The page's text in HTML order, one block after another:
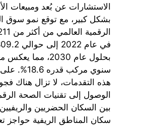
الاستشارات عن بُعد ومبيعات
بشكل كبير، مع توقع نمو سوق
بحلول عام 2030، مما
سنوي مركب
هذه التقدمات، لا تزال هناك
الوصول إلى تقنيات الصحة
بين السكان الحضريين
سكان المناطق الريفية حواجز